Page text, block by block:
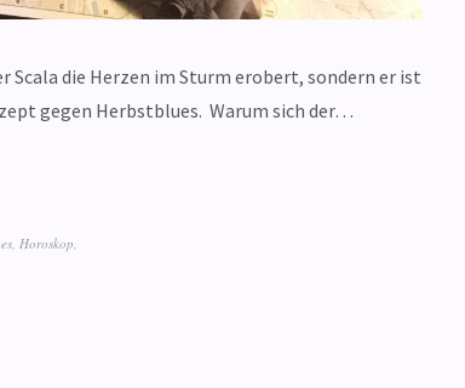
die Herzen im Sturm erobert, sondern er ist
gegen Herbstblues. Warum sich der…
, Horoskop,